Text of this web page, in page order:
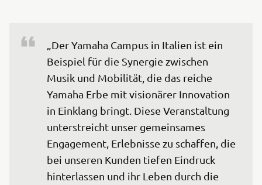
„Der Yamaha Campus in Italien ist ein
Beispiel für die Synergie zwischen
Musik und Mobilität, die das reiche
Yamaha Erbe mit visionärer Innovation
in Einklang bringt. Diese Veranstaltung
unterstreicht unser gemeinsames
Engagement, Erlebnisse zu schaffen, die
bei unseren Kunden tiefen Eindruck
hinterlassen und ihr Leben durch die